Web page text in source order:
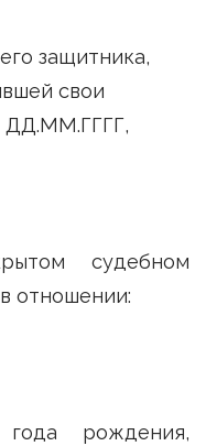
защитника,
свои
ДД.ММ.ГГГГ,
судебном
отношении:
рождения,